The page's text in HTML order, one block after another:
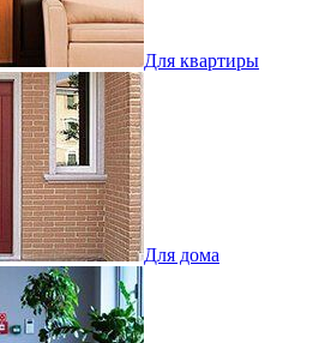
Для квартиры
Для дома